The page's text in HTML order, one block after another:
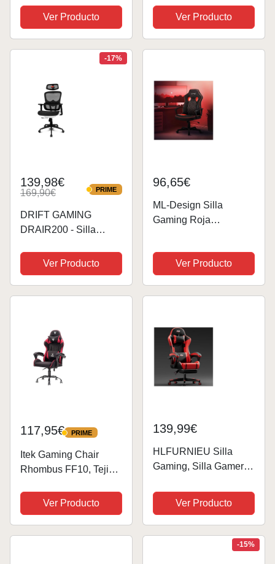
Ergonómica para
Gamers Especial
Sintética Acolchada |
Altura e Inclinación...
Ver Producto
Completa de 360° con
Cojines Extraíbles,
Silla con Bloqueo, Silla
Ver Producto
-17%
139,98€
169,90€ PRIME
PRIME
DRIFT GAMING
DRAIR200 - Silla
Malla polímero
Reforzado,
reposabrazos
giratoria, inclinable,...
Ver Producto
96,65€
ML-Design Silla
Gaming Roja
S para Escritorio
Asiento Giratorio PU
Imitación Cuero
Ver Producto
117,95€ PRIME
PRIME
Itek Gaming Chair
Rhombus FF10, Tejido,
Ver Producto
139,99€
HLFURNIEU Silla
Gaming, Silla Gamer
de Muelles, Silla
Ordenador con Cojín
Lumbar y Reposapiés,
Sillón Gamer Altura
Ajustable, Cadeira...
Ver Producto
-15%